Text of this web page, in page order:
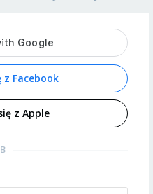
z Facebook
z Apple